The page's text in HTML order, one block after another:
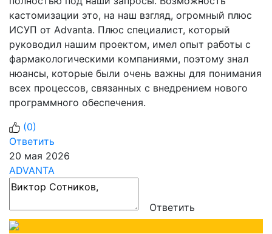
кастомизации это, на наш взгляд, огромный плюс
ИСУП от Аdvanta. Плюс специалист, который
руководил нашим проектом, имел опыт работы с
фармакологическими компаниями, поэтому знал
нюансы, которые были очень важны для понимания
всех процессов, связанных с внедрением нового
программного обеспечения.
(0)
Ответить
20 мая 2026
ADVANTA
Ответить